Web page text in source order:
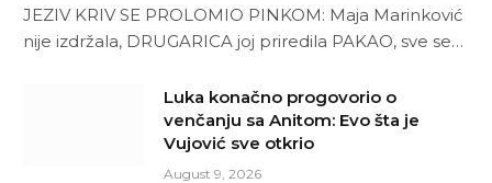
JEZIV KRIV SE PROLOMIO PINKOM: Maja Marinković
nije izdržala, DRUGARICA joj priredila PAKAO, sve se…
Luka konačno progovorio o
venčanju sa Anitom: Evo šta je
Vujović sve otkrio
August 9, 2026